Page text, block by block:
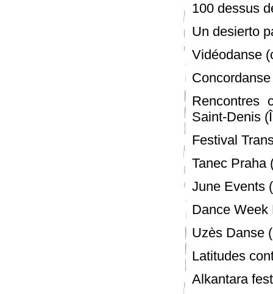
100 dessus
Un desierto
Vidéodanse
Rencontres
Saint-Denis
Festival
Tanec Praha
June Events
Dance Week
Uzès Danse
Latitudes
Alkantara